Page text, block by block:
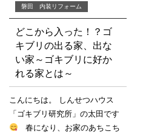
磐田 内装リフォーム
どこから入った！？ゴ
キブリの出る家、出な
い家～ゴキブリに好か
れる家とは～
こんにちは。 しんせつハウス
「ゴキブリ研究所」の太田です
春になり、お家のあちこち